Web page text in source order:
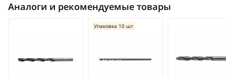
Аналоги и рекомендуемые товары
Упаковка 10 шт